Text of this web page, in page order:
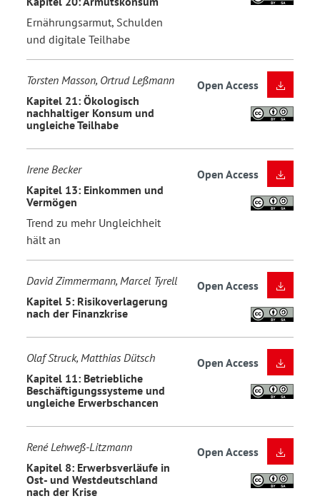
Ernährungsarmut, Schulden
und digitale Teilhabe
Torsten Masson, Ortrud Leßmann
Kapitel 21: Ökologisch
nachhaltiger Konsum und
ungleiche Teilhabe
Open Access
Irene Becker
Kapitel 13: Einkommen und
Vermögen
Trend zu mehr Ungleichheit
hält an
Open Access
David Zimmermann, Marcel Tyrell
Kapitel 5: Risikoverlagerung
nach der Finanzkrise
Open Access
Olaf Struck, Matthias Dütsch
Kapitel 11: Betriebliche
Beschäftigungssysteme und
ungleiche Erwerbschancen
Open Access
René Lehweß-Litzmann
Kapitel 8: Erwerbsverläufe in
Ost- und Westdeutschland
nach der Krise
Open Access